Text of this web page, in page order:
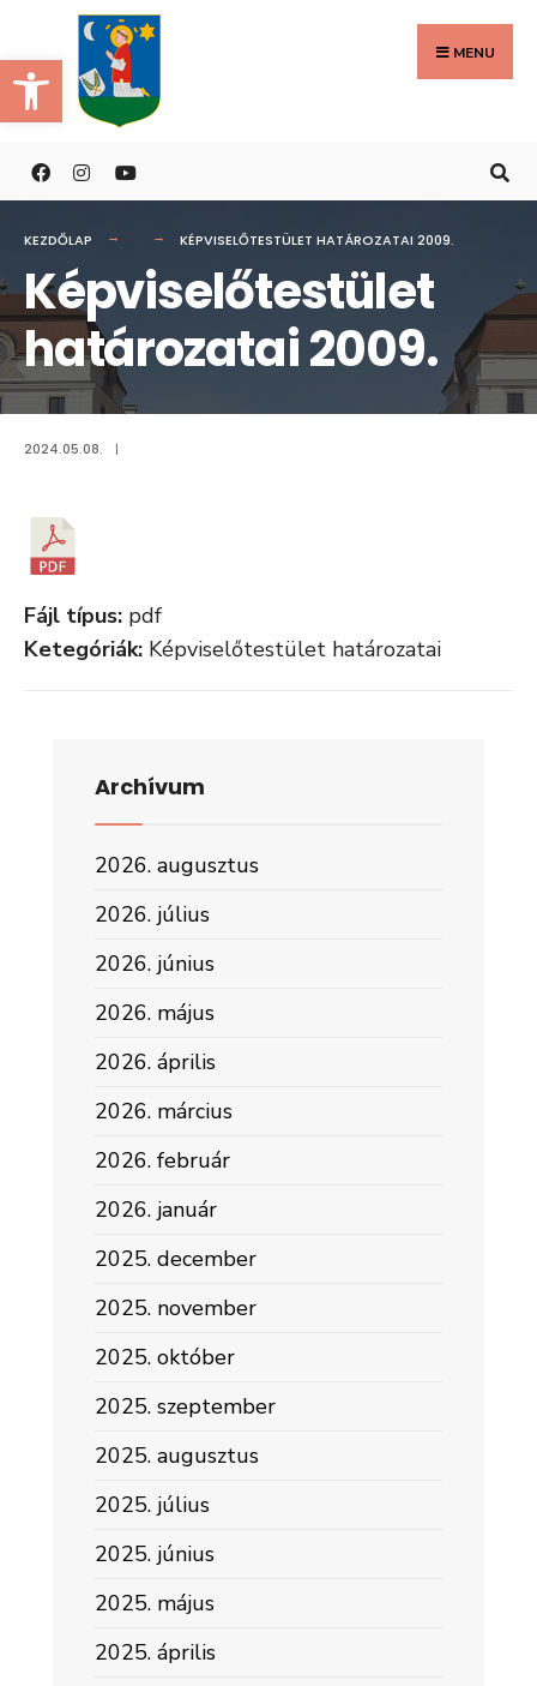
Eszköztár megnyitása
to
content
MENU
KEZDŐLAP KÉPVISELŐTESTÜLET HATÁROZATAI 2009.
Képviselőtestület
határozatai 2009.
2024.05.08. |
Fájl típus: pdf
Ketegóriák: Képviselőtestület határozatai
Archívum
2026. augusztus
2026. július
2026. június
2026. május
2026. április
2026. március
2026. február
2026. január
2025. december
2025. november
2025. október
2025. szeptember
2025. augusztus
2025. július
2025. június
2025. május
2025. április
Search